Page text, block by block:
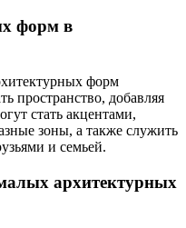
форм в
форм
пространство, добавляя
стать акцентами,
зоны, а также служить
и семьей.
архитектурных